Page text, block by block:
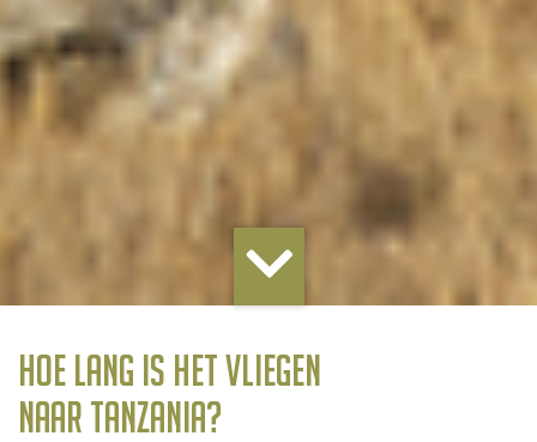
hoe lang is het vliegen
naar tanzania?